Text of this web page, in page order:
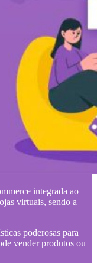
integrada ao
virtuais, sendo a
poderosas para
vender produtos ou